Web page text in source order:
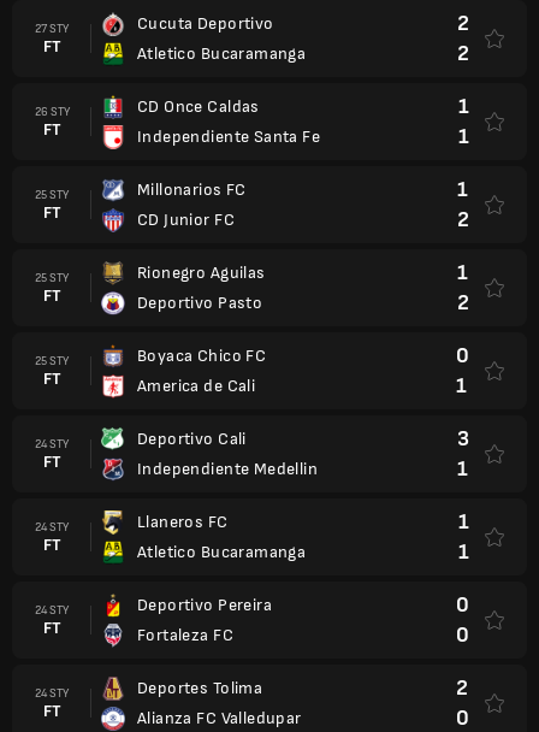
27 STY
FT
Cucuta Deportivo
Atletico Bucaramanga
2
2
26 STY
FT
CD Once Caldas
Independiente Santa Fe
1
1
25 STY
FT
Millonarios FC
CD Junior FC
1
2
25 STY
FT
Rionegro Aguilas
Deportivo Pasto
1
2
25 STY
FT
Boyaca Chico FC
America de Cali
0
1
24 STY
FT
Deportivo Cali
Independiente Medellin
3
1
24 STY
FT
Llaneros FC
Atletico Bucaramanga
1
1
24 STY
FT
Deportivo Pereira
Fortaleza FC
0
0
24 STY
FT
Deportes Tolima
Alianza FC Valledupar
2
0